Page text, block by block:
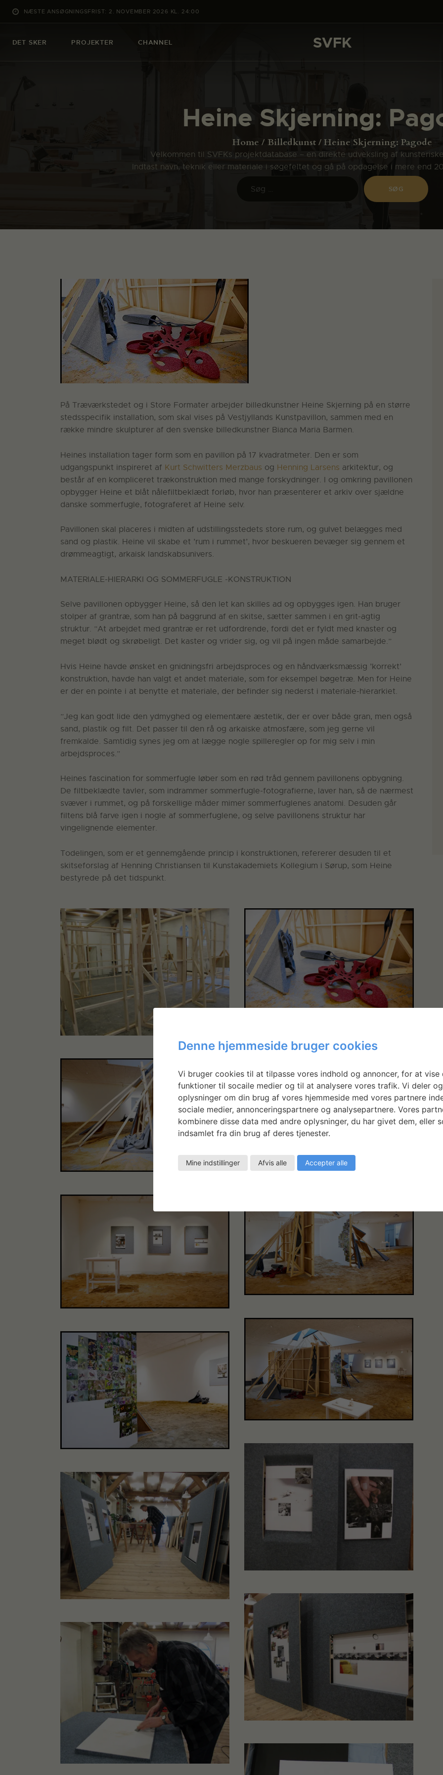
NÆSTE ANSØGNINGSFRIST: 2. NOVEMBER 2026 KL. 24:00
DET SKER PROJEKTER CHANNEL SVFK
Heine Skjerning:
Home Billedkunst Heine Skjerning: Pagode
Velkommen til SVFKs projektdatabase – en direkte udveksling af
Indtast navn, teknik eller materiale i søgefeltet og gå på opdagelse i mere end
SVFK
PROJEKTER
CHANNEL
OM SVFK
ENGLISH
På Træværkstedet og i Store Formater arbejder billedkunstner Heine Skjerning på en større
stedsspecifik installation, som skal vises på Vestjyllands Kunstpavillon, sammen med en
række mindre skulpturer af den svenske billedkunstner Bianca Maria Barmen.
Heines installation tager form som en pavillon på 17 kvadratmeter. Den er som
udgangspunkt inspireret af Kurt Schwitters Merzbaus og Henning Larsens arkitektur, og
består af en kompliceret trækonstruktion med mange forskydninger. I og omkring pavillonen
opbygger Heine et blåt nålefiltbeklædt forløb, hvor han præsenterer et arkiv over sjældne
danske sommerfugle, fotograferet af Heine selv.
Pavillonen skal placeres i midten af udstillingsstedets store rum, og gulvet belægges med
sand og plastik. Heine vil skabe et ’rum i rummet’, hvor beskueren bevæger sig gennem et
drømmeagtigt, arkaisk landskabsunivers.
MATERIALE-HIERARKI OG SOMMERFUGLE -KONSTRUKTION
Selve pavillonen opbygger Heine, så den let kan skilles ad og opbygges igen. Han bruger
stolper af grantræ, som han på baggrund af en skitse, sætter sammen i en grit-agtig
struktur. ”At arbejdet med grantræ er ret udfordrende, fordi det er fyldt med knaster og
meget blødt og skrøbeligt. Det kaster og vrider sig, og vil på ingen måde samarbejde.”
Hvis Heine havde ønsket en gnidningsfri arbejdsproces og en håndværksmæssig ’korrekt’
konstruktion, havde han valgt et andet materiale, som for eksempel bøgetræ. Men for Heine
er der en pointe i at benytte et materiale, der befinder sig nederst i materiale-hierarkiet.
”Jeg kan godt lide den ydmyghed og elementære æstetik, der er over både gran, men også
sand, plastik og filt. Det passer til den rå og arkaiske atmosfære, som jeg gerne vil
fremkalde. Samtidig synes jeg om at lægge nogle spilleregler op for mig selv i min
arbejdsproces.”
Heines fascination for sommerfugle løber som en rød tråd gennem pavillonens opbygning.
De filtbeklædte tavler, som indrammer sommerfugle-fotografierne, laver han, så de nærmest
svæver i rummet, og på forskellige måder mimer sommerfuglenes anatomi. Desuden går
filtens blå farve igen i nogle af sommerfuglene, og selve pavillonens struktur har
vingelignende elementer.
Todelingen, som er et gennemgående princip i konstruktionen, refererer desuden til et
skitseforslag af Henning Christiansen til Kunstakademiets Kollegium i Sørup, som Heine
bestyrede på det tidspunkt.
Denne hjemmeside bruger cookies
Vi bruger cookies til at tilpasse vores indhold og annoncer, for at vise
funktioner til socaile medier og til at analysere vores trafik. Vi deler
oplysninger om din brug af vores hjemmeside med vores partnere
sociale medier, annonceringspartnere og analysepartnere. Vores
kombinere disse data med andre oplysninger, du har givet dem, eller
indsamlet fra din brug af deres tjenester.
Mine indstillinger Afvis alle Accepter alle